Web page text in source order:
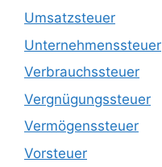
Umsatzsteuer
Unternehmenssteuer
Verbrauchssteuer
Vergnügungssteuer
Vermögenssteuer
Vorsteuer